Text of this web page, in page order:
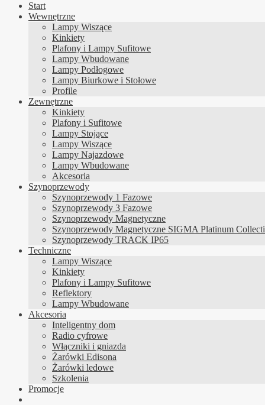
Start
Wewnętrzne
Lampy Wiszące
Kinkiety
Plafony i Lampy Sufitowe
Lampy Wbudowane
Lampy Podłogowe
Lampy Biurkowe i Stołowe
Profile
Zewnętrzne
Kinkiety
Plafony i Sufitowe
Lampy Stojące
Lampy Wiszące
Lampy Najazdowe
Lampy Wbudowane
Akcesoria
Szynoprzewody
Szynoprzewody 1 Fazowe
Szynoprzewody 3 Fazowe
Szynoprzewody Magnetyczne
Szynoprzewody Magnetyczne SIGMA Platinum
Szynoprzewody TRACK IP65
Techniczne
Lampy Wiszące
Kinkiety
Plafony i Lampy Sufitowe
Reflektory
Lampy Wbudowane
Akcesoria
Inteligentny dom
Radio cyfrowe
Włączniki i gniazda
Żarówki Edisona
Żarówki ledowe
Szkolenia
Promocje